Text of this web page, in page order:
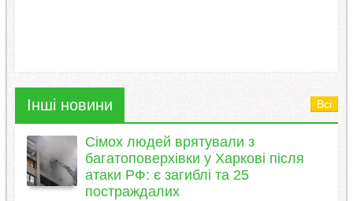
Інші новини Всі
Сімох людей врятували з
багатоповерхівки у Харкові після
атаки РФ: є загиблі та 25
постраждалих